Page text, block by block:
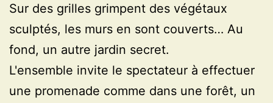
Sur des grilles grimpent des végétaux
sculptés, les murs en sont couverts… Au
fond, un autre jardin secret.
L'ensemble invite le spectateur à effectuer
une promenade comme dans une forêt, un